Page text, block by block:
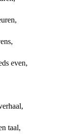
even,
taal,